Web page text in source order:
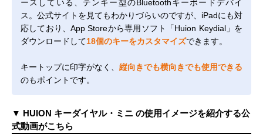
ースしている、テンキー型のBluetoothキーボードデバイ
ス。公式サイトを見てもわかりづらいのですが、iPadにも対
応しており、App Storeから専用ソフト「Huion Keydial」を
ダウンロードして18個のキーをカスタマイズできます。
キートップに印字がなく、 縦向きでも横向きでも使用できる
のもポイントです。
▼ HUION キーダイヤル・ミニ の使用イメージを紹介する公
式動画がこちら